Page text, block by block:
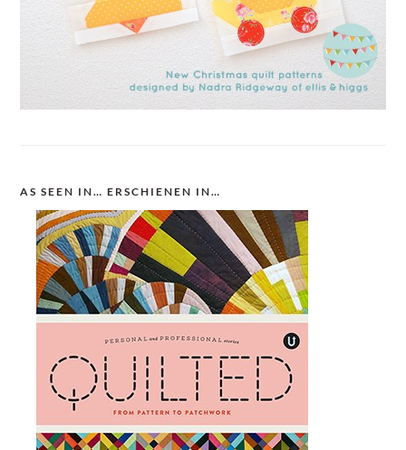
AS SEEN IN… ERSCHIENEN IN…